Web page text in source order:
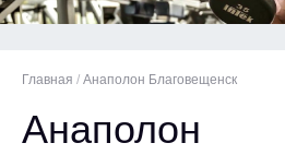
Главная / Анаполон Благовещенск
Анаполон